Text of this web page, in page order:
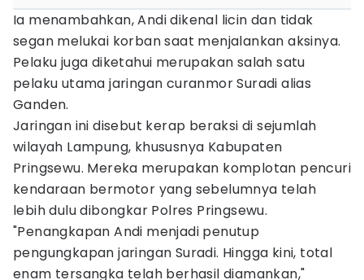
Ia menambahkan, Andi dikenal licin dan tidak
segan melukai korban saat menjalankan aksinya.
Pelaku juga diketahui merupakan salah satu
pelaku utama jaringan curanmor Suradi alias
Ganden.
Jaringan ini disebut kerap beraksi di sejumlah
wilayah Lampung, khususnya Kabupaten
Pringsewu. Mereka merupakan komplotan pencuri
kendaraan bermotor yang sebelumnya telah
lebih dulu dibongkar Polres Pringsewu.
"Penangkapan Andi menjadi penutup
pengungkapan jaringan Suradi. Hingga kini, total
enam tersangka telah berhasil diamankan,"